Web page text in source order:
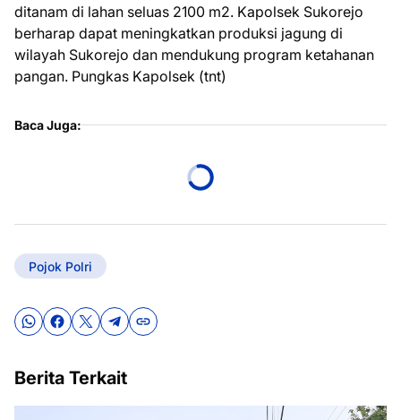
ditanam di lahan seluas 2100 m2. Kapolsek Sukorejo
berharap dapat meningkatkan produksi jagung di
wilayah Sukorejo dan mendukung program ketahanan
pangan. Pungkas Kapolsek (tnt)
Baca Juga:
Pojok Polri
Berita Terkait